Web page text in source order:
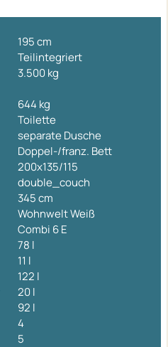
195 cm
Teilintegriert
3.500 kg
644 kg
Toilette
separate Dusche
Doppel-/franz. Bett
200x135/115
double_couch
345 cm
Wohnwelt Weiß
Combi 6 E
78 l
11 l
122 l
20 l
92 l
4
5